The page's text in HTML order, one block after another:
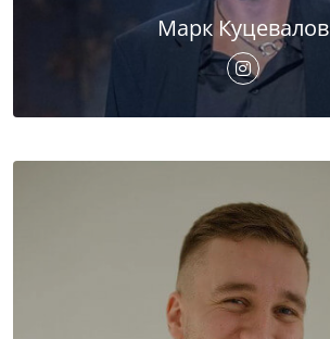
Марк Куцевалов